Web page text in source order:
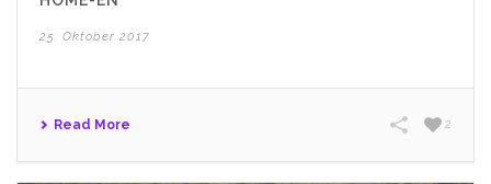
25. Oktober 2017
Read More 2